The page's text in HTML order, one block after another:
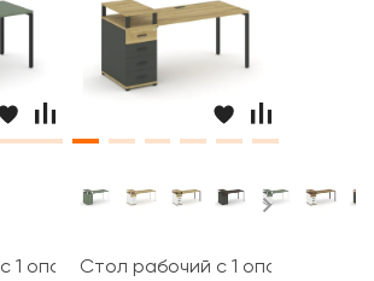
1 опорной тумбой CN.SP-412 B
Стол рабочий с 1 опорной